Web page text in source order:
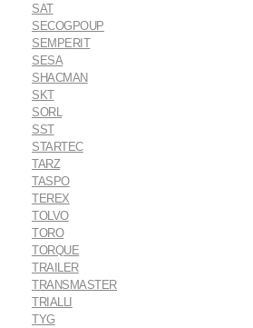
SAT
SECOGPOUP
SEMPERIT
SESA
SHACMAN
SKT
SORL
SST
STARTEC
TARZ
TASPO
TEREX
TOLVO
TORO
TORQUE
TRAILER
TRANSMASTER
TRIALLI
TYG